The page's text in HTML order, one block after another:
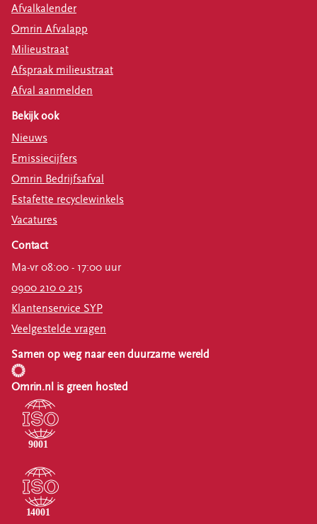
Afvalkalender
Omrin Afvalapp
Milieustraat
Afspraak milieustraat
Afval aanmelden
Bekijk ook
Nieuws
Emissiecijfers
Omrin Bedrijfsafval
Estafette recyclewinkels
Vacatures
Contact
Ma-vr 08:00 - 17:00 uur
0900 210 0 215
Klantenservice SYP
Veelgestelde vragen
Samen op weg naar een duurzame wereld
Omrin.nl is green hosted